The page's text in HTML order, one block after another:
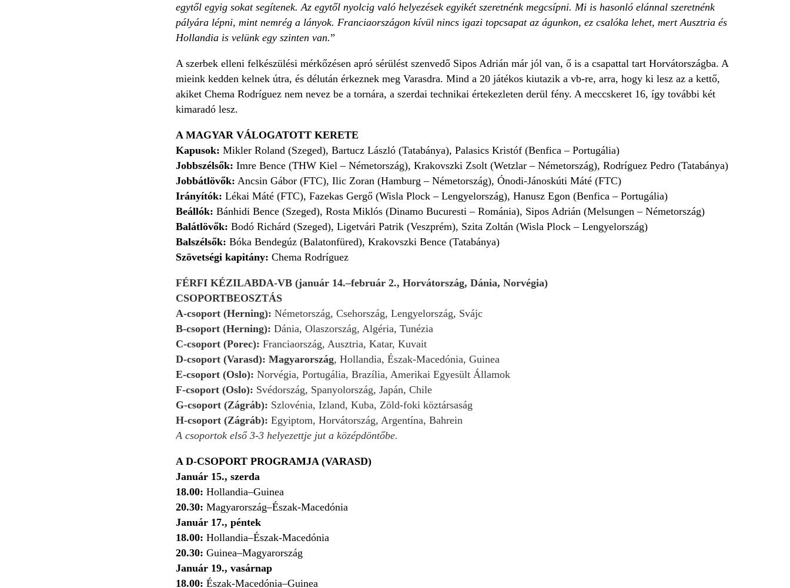
egytől egyig sokat segítenek. Az egytől nyolcig való helyezések egyikét szeretnénk megcsípni. Mi is hasonló elánnal szeretnénk
pályára lépni, mint nemrég a lányok. Franciaországon kívül nincs igazi topcsapat az águnkon, ez csalóka lehet, mert Ausztria és
Hollandia is velünk egy szinten van.”
A szerbek elleni felkészülési mérkőzésen apró sérülést szenvedő Sipos Adrián már jól van, ő is a csapattal tart Horvátországba. A
mieink kedden kelnek útra, és délután érkeznek meg Varasdra. Mind a 20 játékos kiutazik a vb-re, arra, hogy ki lesz az a kettő,
akiket Chema Rodríguez nem nevez be a tornára, a szerdai technikai értekezleten derül fény. A meccskeret 16, így további két
kimaradó lesz.
A MAGYAR VÁLOGATOTT KERETE
Kapusok: Mikler Roland (Szeged), Bartucz László (Tatabánya), Palasics Kristóf (Benfica – Portugália)
Jobbszélsők: Imre Bence (THW Kiel – Németország), Krakovszki Zsolt (Wetzlar – Németország), Rodríguez Pedro (Tatabánya)
Jobbátlövők: Ancsin Gábor (FTC), Ilic Zoran (Hamburg – Németország), Ónodi-Jánoskúti Máté (FTC)
Irányítók: Lékai Máté (FTC), Fazekas Gergő (Wisla Plock – Lengyelország), Hanusz Egon (Benfica – Portugália)
Beállók: Bánhidi Bence (Szeged), Rosta Miklós (Dinamo Bucuresti – Románia), Sipos Adrián (Melsungen – Németország)
Balátlövők: Bodó Richárd (Szeged), Ligetvári Patrik (Veszprém), Szita Zoltán (Wisla Plock – Lengyelország)
Balszélsők: Bóka Bendegúz (Balatonfüred), Krakovszki Bence (Tatabánya)
Szövetségi kapitány: Chema Rodríguez
FÉRFI KÉZILABDA-VB (január 14.–február 2., Horvátország, Dánia, Norvégia)
CSOPORTBEOSZTÁS
A-csoport (Herning): Németország, Csehország, Lengyelország, Svájc
B-csoport (Herning): Dánia, Olaszország, Algéria, Tunézia
C-csoport (Porec): Franciaország, Ausztria, Katar, Kuvait
D-csoport (Varasd): Magyarország, Hollandia, Észak-Macedónia, Guinea
E-csoport (Oslo): Norvégia, Portugália, Brazília, Amerikai Egyesült Államok
F-csoport (Oslo): Svédország, Spanyolország, Japán, Chile
G-csoport (Zágráb): Szlovénia, Izland, Kuba, Zöld-foki köztársaság
H-csoport (Zágráb): Egyiptom, Horvátország, Argentína, Bahrein
A csoportok első 3-3 helyezettje jut a középdöntőbe.
A D-CSOPORT PROGRAMJA (VARASD)
Január 15., szerda
18.00: Hollandia–Guinea
20.30: Magyarország–Észak-Macedónia
Január 17., péntek
18.00: Hollandia–Észak-Macedónia
20.30: Guinea–Magyarország
Január 19., vasárnap
18.00: Észak-Macedónia–Guinea